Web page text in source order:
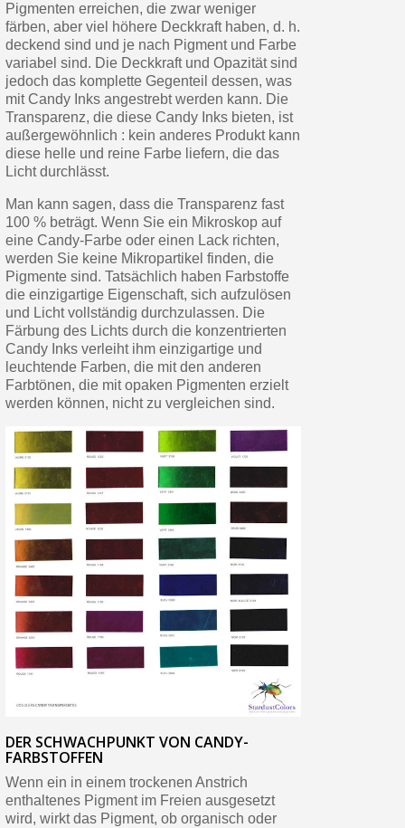
Pigmenten erreichen, die zwar weniger
färben, aber viel höhere Deckkraft haben, d. h.
deckend sind und je nach Pigment und Farbe
variabel sind. Die Deckkraft und Opazität sind
jedoch das komplette Gegenteil dessen, was
mit Candy Inks angestrebt werden kann. Die
Transparenz, die diese Candy Inks bieten, ist
außergewöhnlich : kein anderes Produkt kann
diese helle und reine Farbe liefern, die das
Licht durchlässt.
Man kann sagen, dass die Transparenz fast
100 % beträgt. Wenn Sie ein Mikroskop auf
eine Candy-Farbe oder einen Lack richten,
werden Sie keine Mikropartikel finden, die
Pigmente sind. Tatsächlich haben Farbstoffe
die einzigartige Eigenschaft, sich aufzulösen
und Licht vollständig durchzulassen. Die
Färbung des Lichts durch die konzentrierten
Candy Inks verleiht ihm einzigartige und
leuchtende Farben, die mit den anderen
Farbtönen, die mit opaken Pigmenten erzielt
werden können, nicht zu vergleichen sind.
DER SCHWACHPUNKT VON CANDY-
FARBSTOFFEN
Wenn ein in einem trockenen Anstrich
enthaltenes Pigment im Freien ausgesetzt
wird, wirkt das Pigment, ob organisch oder